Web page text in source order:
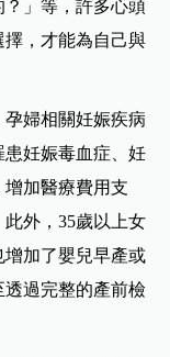
」等，許多心頭
，才能為自己與
婦相關妊娠疾病
妊娠毒血症、妊
加醫療費用支
外，35歲以上女
加了嬰兒早產或
過完整的產前檢